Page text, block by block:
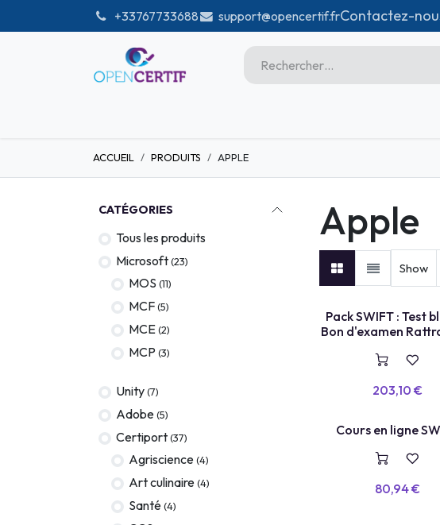
Se rendre au contenu +33767733688 support@opencertif.frContactez-
Microsoft
Apple
ACCUEIL PRODUITS APPLE
CATÉGORIES
Tous les produits
Microsoft (23)
MOS (11)
MCF (5)
MCE (2)
MCP (3)
Unity (7)
Adobe (5)
Certiport (37)
Agriscience (4)
Art culinaire (4)
Santé (4)
Apple
Show
PACK COMPLET
Pack SWIFT : Test
Bon d'examen
203,10 €
COURS EN LIGNE
Cours en ligne
80,94€